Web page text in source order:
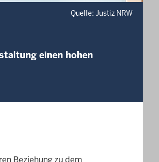
Quelle: Justiz NRW
einen hohen
Beziehung zu dem